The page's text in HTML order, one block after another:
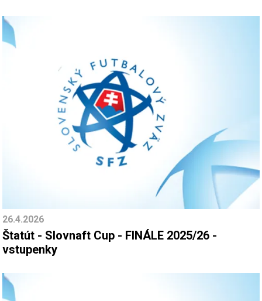
26.4.2026
Štatút - Slovnaft Cup - FINÁLE 2025/26 -
vstupenky